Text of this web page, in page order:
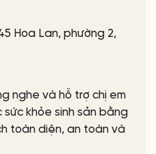
Hoa Lan, phường 2,
nghe và hỗ trợ chị em
sức khỏe sinh sản bằng
toàn diện, an toàn và